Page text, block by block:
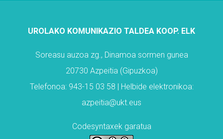
UROLAKO KOMUNIKAZIO TALDEA KOOP. ELK
Soreasu auzoa zg., Dinamoa sormen gunea
20730 Azpeitia (Gipuzkoa)
Telefonoa: 943-15 03 58 | Helbide elektronikoa:
azpeitia@ukt.eus
Codesyntaxek garatua